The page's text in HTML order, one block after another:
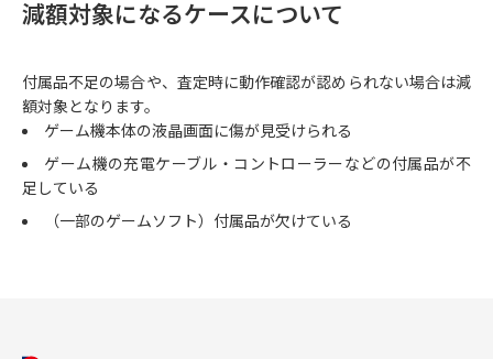
減額対象になるケースについて
付属品不足の場合や、査定時に動作確認が認められない場合は減
額対象となります。
ゲーム機本体の液晶画面に傷が見受けられる
ゲーム機の充電ケーブル・コントローラーなどの付属品が不
足している
（一部のゲームソフト）付属品が欠けている